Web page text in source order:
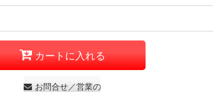
カートに入れる
お問合せ／営業のお問合せはご遠慮くださいませ